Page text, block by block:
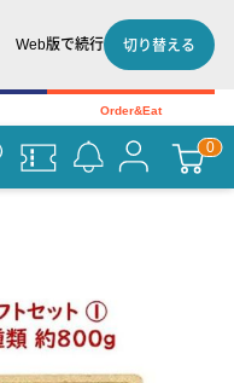
Web版で続行 切り替える
Order&Eat